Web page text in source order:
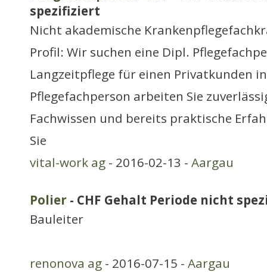
spezifiziert
Nicht akademische
Profil: Wir suchen eine Dipl.
Langzeitpflege für einen Privatkunden
Pflegefachperson arbeiten Sie
Fachwissen und bereits praktische
Sie
vital-work ag - 2016-02-13 - Aargau
Polier - CHF Gehalt Periode nicht
Bauleiter
renonova ag - 2016-07-15 - Aargau